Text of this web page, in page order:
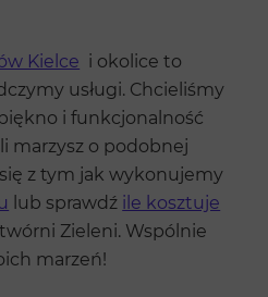
Kielce i okolice to
usługi. Chcieliśmy
i funkcjonalność
marzysz o podobnej
z tym jak wykonujemy
lub sprawdź ile kosztuje
Zieleni. Wspólnie
marzeń!